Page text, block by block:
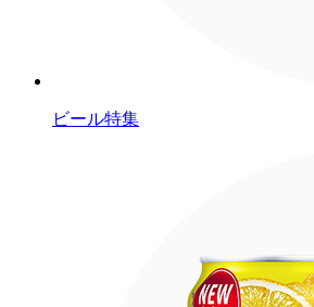
ビール特集